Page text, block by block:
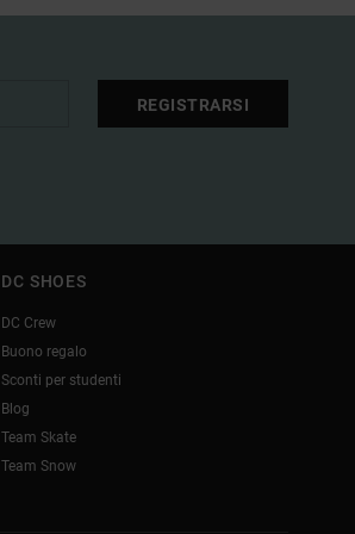
REGISTRARSI
DC SHOES
DC Crew
Buono regalo
Sconti per studenti
Blog
Team Skate
Team Snow